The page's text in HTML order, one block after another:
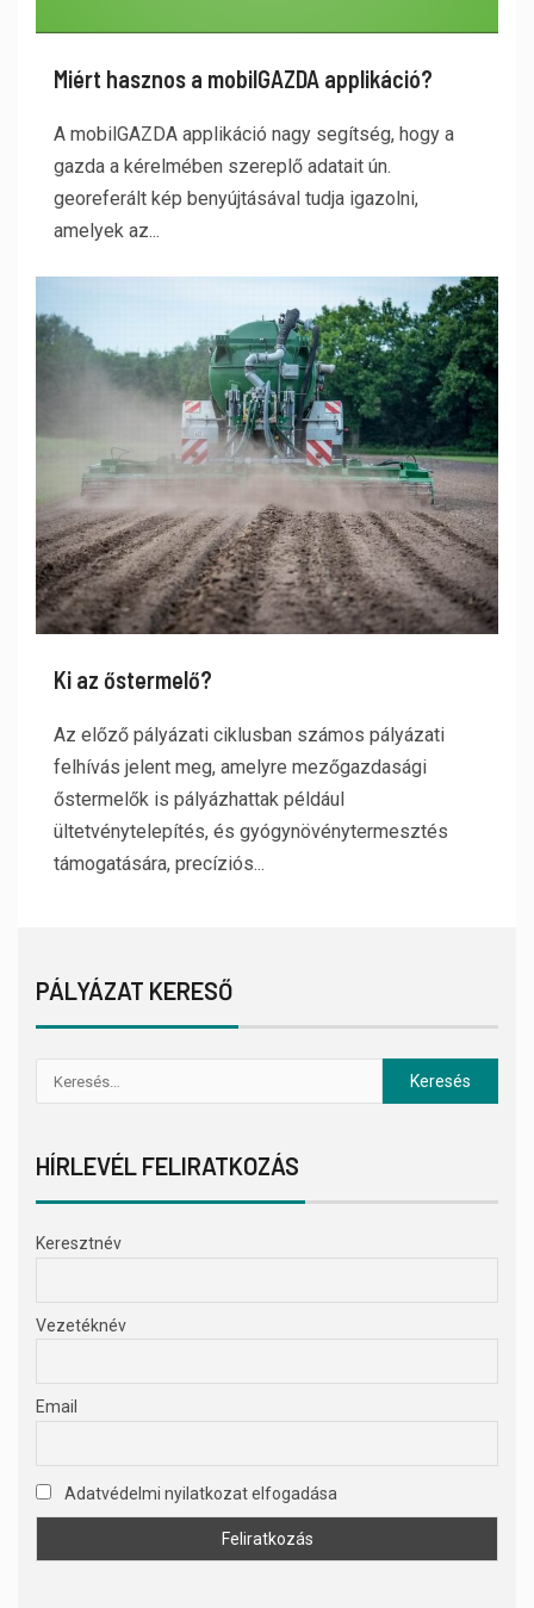
Miért hasznos a mobilGAZDA applikáció?
A mobilGAZDA applikáció nagy segítség, hogy a
gazda a kérelmében szereplő adatait ún.
georeferált kép benyújtásával tudja igazolni,
amelyek az...
Ki az őstermelő?
Az előző pályázati ciklusban számos pályázati
felhívás jelent meg, amelyre mezőgazdasági
őstermelők is pályázhattak például
ültetvénytelepítés, és gyógynövénytermesztés
támogatására, precíziós...
PÁLYÁZAT KERESŐ
HÍRLEVÉL FELIRATKOZÁS
Keresztnév
Vezetéknév
Email
Adatvédelmi nyilatkozat elfogadása